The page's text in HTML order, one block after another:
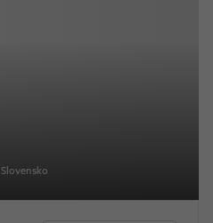
, Slovensko